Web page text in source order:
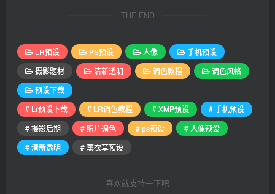
THE END
LR预设 PS预设 人像
手机预设
摄影题材
清新透明 调色教程
调色风格
预设下载
# Lr预设下载
# LR调色教程 # XMP预设
# 手机预设
# 摄影后期
# 照片调色 # ps预设
# 人像预设
# 清新透明
# 薰衣草预设
喜欢就支持一下吧